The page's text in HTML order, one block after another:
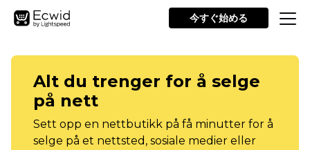
今すぐ始める
Alt du trenger for å selge
på nett
Sett opp en nettbutikk på få minutter for å
selge på et nettsted, sosiale medier eller